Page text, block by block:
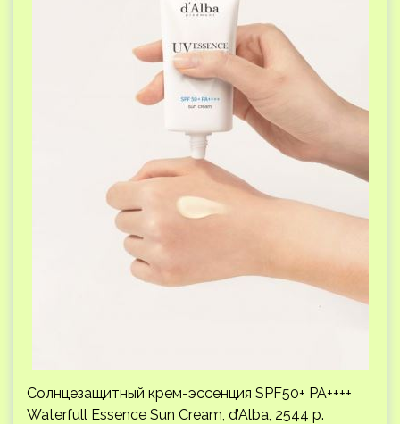
Солнцезащитный крем-эссенция SPF50+ PA++++
Waterfull Essence Sun Cream, d’Alba, 2544 р.